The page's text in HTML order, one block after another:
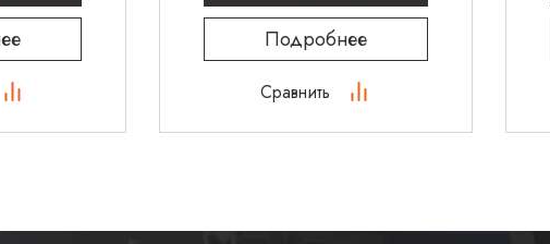
Подробнее
Сравнить